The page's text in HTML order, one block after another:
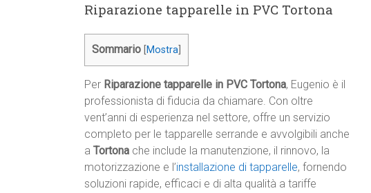
Riparazione tapparelle in PVC Tortona
Sommario Mostra
Per Riparazione tapparelle in PVC Tortona, Eugenio è il
professionista di fiducia da chiamare. Con oltre
vent’anni di esperienza nel settore, offre un servizio
completo per le tapparelle serrande e avvolgibili anche
a Tortona che include la manutenzione, il rinnovo, la
motorizzazione e l’installazione di tapparelle, fornendo
soluzioni rapide, efficaci e di alta qualità a tariffe